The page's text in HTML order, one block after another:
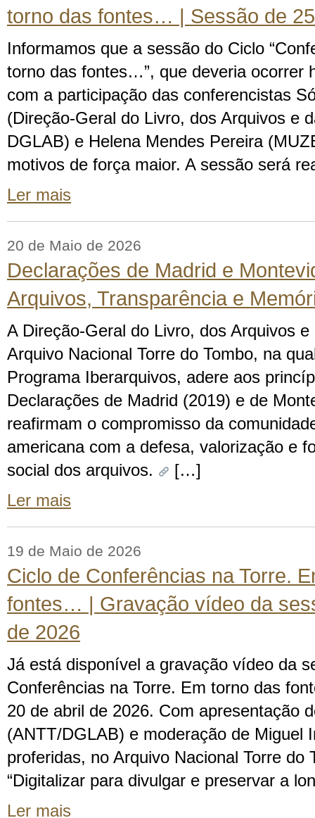
torno das fontes… | Sessão de
Informamos que a sessão do Ciclo
torno das fontes…”, que deveria ocorrer
com a participação das conferencistas
(Direção-Geral do Livro, dos Arquivos e
DGLAB) e Helena Mendes Pereira
motivos de força maior. A sessão será
Ler mais
20 de Maio de 2026
Declarações de Madrid e
Arquivos, Transparência e
A Direção-Geral do Livro, dos Arquivos
Arquivo Nacional Torre do Tombo, na
Programa Iberarquivos, adere aos
Declarações de Madrid (2019) e de
reafirmam o compromisso da
americana com a defesa, valorização e
social dos arquivos.
[…]
Ler mais
19 de Maio de 2026
Ciclo de Conferências na Torre.
fontes… | Gravação vídeo da
de 2026
Já está disponível a gravação vídeo da
Conferências na Torre. Em torno das
20 de abril de 2026. Com apresentação
(ANTT/DGLAB) e moderação de Miguel
proferidas, no Arquivo Nacional Torre do
“Digitalizar para divulgar e preservar a
Ler mais